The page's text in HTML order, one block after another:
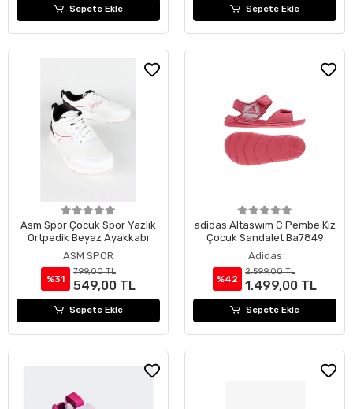
Sepete Ekle Sepete Ekle
Asm Spor Çocuk Spor Yazlık
Ortpedik Beyaz Ayakkabı
ASM SPOR
%31
799,00 TL
549,00 TL
Sepete Ekle
adidas Altaswım C Pembe Kız
Çocuk Sandalet Ba7849
Adidas
%42
2.599,00 TL
1.499,00 TL
Sepete Ekle